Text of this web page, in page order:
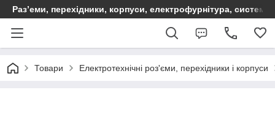
Раз’еми, перехідники, корпуси, електрофурнітура,
Товари Електротехнічні роз'єми, перехідники і корпуси